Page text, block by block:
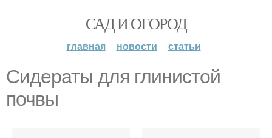
САД И ОГОРОД
главная новости статьи
Сидераты для глинистой
почвы